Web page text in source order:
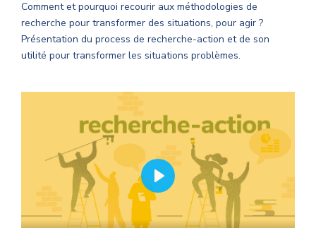
Comment et pourquoi recourir aux méthodologies de
recherche pour transformer des situations, pour agir ?
Présentation du process de recherche-action et de son
utilité pour transformer les situations problèmes.
PLAY